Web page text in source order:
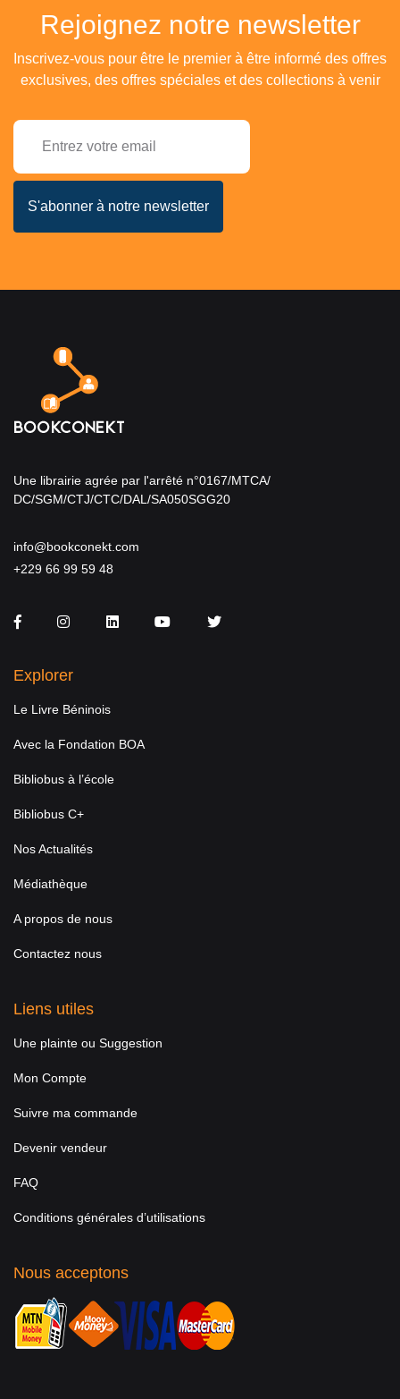
Rejoignez notre newsletter
Inscrivez-vous pour être le premier à être informé des offres
exclusives, des offres spéciales et des collections à venir
Une librairie agrée par l'arrêté n°0167/MTCA/
DC/SGM/CTJ/CTC/DAL/SA050SGG20
info@bookconekt.com
+229 66 99 59 48
FacebookInstagramLinkedInYou TubeTwitter
Explorer
Le Livre Béninois
Avec la Fondation BOA
Bibliobus à l’école
Bibliobus C+
Nos Actualités
Médiathèque
A propos de nous
Contactez nous
Liens utiles
Une plainte ou Suggestion
Mon Compte
Suivre ma commande
Devenir vendeur
FAQ
Conditions générales d’utilisations
Nous acceptons